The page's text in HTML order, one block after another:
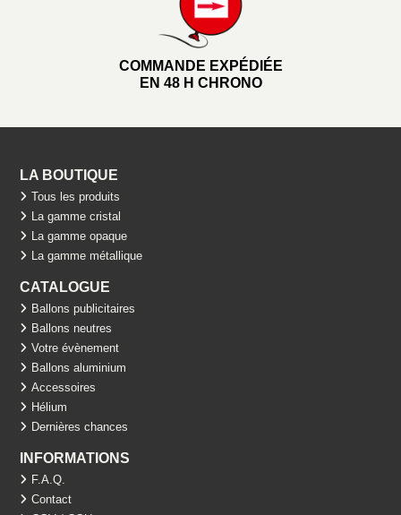
COMMANDE EXPÉDIÉE
EN 48 H CHRONO
LA BOUTIQUE
Tous les produits
La gamme cristal
La gamme opaque
La gamme métallique
CATALOGUE
Ballons publicitaires
Ballons neutres
Votre évènement
Ballons aluminium
Accessoires
Hélium
Dernières chances
INFORMATIONS
F.A.Q.
Contact